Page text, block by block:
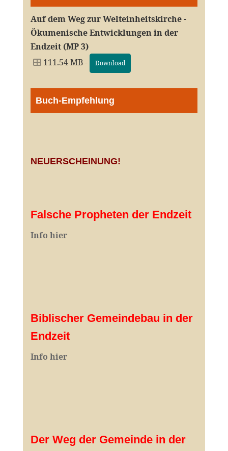
Auf dem Weg zur Welteinheitskirche -
Ökumenische Entwicklungen in der
Endzeit (MP 3)
111.54 MB -
Download
Buch-Empfehlung
NEUERSCHEINUNG!
Falsche Propheten der Endzeit
Info hier
Biblischer Gemeindebau in der
Endzeit
Info hier
Der Weg der Gemeinde in der